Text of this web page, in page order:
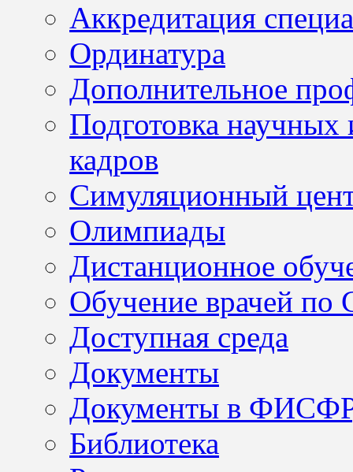
Аккредитация
Ординатура
Дополнительное
Подготовка научных
кадров
Симуляционный
Олимпиады
Дистанционное
Обучение врачей по
Доступная среда
Документы
Документы в
Библиотека